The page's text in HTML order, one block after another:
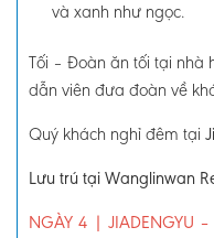
và xanh như ngọc.
Tối – Đoàn ăn tối tại nhà
dẫn viên đưa đoàn về
Quý khách nghỉ đêm tại
Lưu trú tại Wanglinwan
NGÀY 4 | JIADENGYU